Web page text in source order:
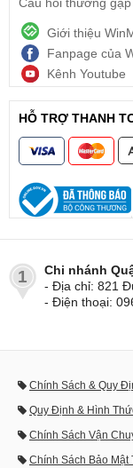
Câu hỏi thường gặp
Giới thiệu
Fanpage của
Kênh Youtube
HỖ TRỢ THANH
1
Chi nhánh
- Địa chỉ: 821
- Điện thoại:
Chính Sách & Quy
Quy Định & Hình
Chính Sách Vận
Chính Sách Bảo Mật